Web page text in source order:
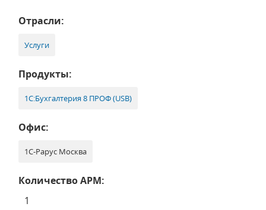
Отрасли:
Услуги
Продукты:
1С:Бухгалтерия 8 ПРОФ (USB)
Офис:
1С-Рарус Москва
Количество АРМ:
1